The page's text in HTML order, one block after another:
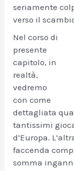
seriamente
verso il
Nel corso di
presente
capitolo, in
realtà,
vedremo
con come
dettagliata
tantissimi
d’Europa.
faccenda
somma